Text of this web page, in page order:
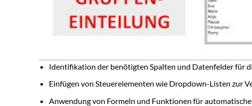
Identifikation der benötigten Spalten und Datenfelder für
Einfügen von Steuerelementen wie Dropdown-Listen zur
Anwendung von Formeln und Funktionen für automatische